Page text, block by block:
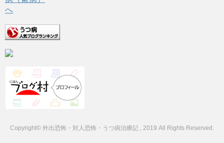
Copyright© 外出恐怖・対人恐怖・うつ病治療記 , 2019 All Rights Reserved.